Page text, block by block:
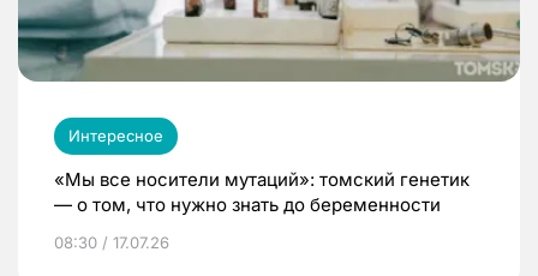
Интересное
«Мы все носители мутаций»: томский генетик
— о том, что нужно знать до беременности
08:30 / 17.07.26